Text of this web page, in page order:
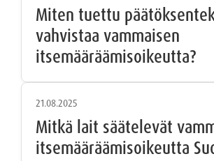
Miten tuettu
vahvistaa vammaisen
itsemääräämisoikeutta?
21.08.2025
Mitkä lait säätelevät
itsemääräämisoikeutta